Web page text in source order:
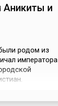
Аникиты и
родом из
императора